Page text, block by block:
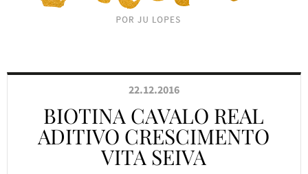
22.12.2016
BIOTINA CAVALO REAL
ADITIVO CRESCIMENTO
VITA SEIVA